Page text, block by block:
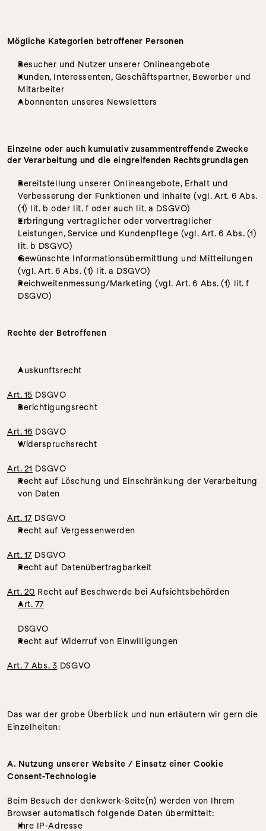
Mögliche Kategorien betroffener Personen
Besucher und Nutzer unserer Onlineangebote
Kunden, Interessenten, Geschäftspartner, Bewerber und
Mitarbeiter
Abonnenten unseres Newsletters
Einzelne oder auch kumulativ zusammentreffende Zwecke
der Verarbeitung und die eingreifenden Rechtsgrundlagen
Bereitstellung unserer Onlineangebote, Erhalt und
Verbesserung der Funktionen und Inhalte (vgl. Art. 6 Abs.
(1) lit. b oder lit. f oder auch lit. a DSGVO)
Erbringung vertraglicher oder vorvertraglicher
Leistungen, Service und Kundenpflege (vgl. Art. 6 Abs. (1)
lit. b DSGVO)
Gewünschte Informationsübermittlung und Mitteilungen
(vgl. Art. 6 Abs. (1) lit. a DSGVO)
Reichweitenmessung/Marketing (vgl. Art. 6 Abs. (1) lit. f
DSGVO)
Rechte der Betroffenen
Auskunftsrecht
Art. 15 DSGVO
Berichtigungsrecht
Art. 16 DSGVO
Widerspruchsrecht
Art. 21 DSGVO
Recht auf Löschung und Einschränkung der Verarbeitung
von Daten
Art. 17 DSGVO
Recht auf Vergessenwerden
Art. 17 DSGVO
Recht auf Datenübertragbarkeit
Art. 20 Recht auf Beschwerde bei Aufsichtsbehörden
Art. 77
DSGVO
Recht auf Widerruf von Einwilligungen
Art. 7 Abs. 3 DSGVO
Das war der grobe Überblick und nun erläutern wir gern die
Einzelheiten:
A. Nutzung unserer Website / Einsatz einer Cookie
Consent-Technologie
Beim Besuch der denkwerk-Seite(n) werden von Ihrem
Browser automatisch folgende Daten übermittelt:
Ihre IP-Adresse